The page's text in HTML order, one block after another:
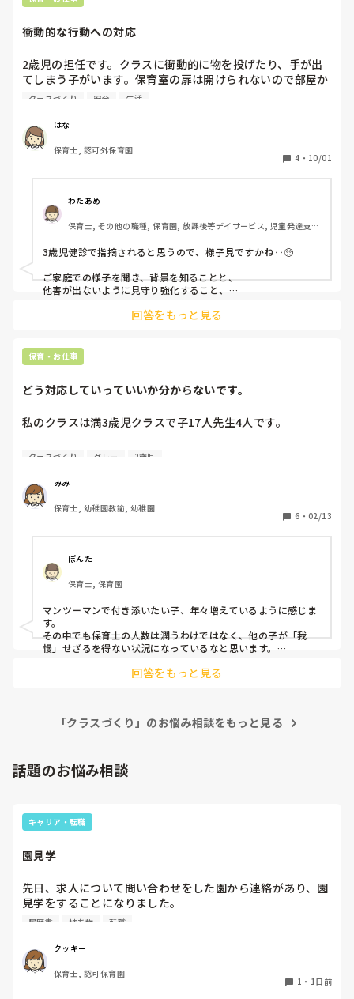
見本にして同じような保育や関わり方をしてしまっていた自
悪い見本に流されて保育はしないと決め、園長先生にもこの
件を伝え「今後は見本にしないよう気をつけてね」と言って
くださりました。
なっているようで、実際に私も数え切れないぐらい泣かされ
ました。
先日主任が「私とM先生なら保育がうまくいってクラスがま
ってきてしまいました。
長文失礼致しました。
衝動的な行動への対応
2歳児の担任です。クラスに衝動的に物を投げたり、手が出
てしまう子がいます。保育室の扉は開けられないので部屋か
ら出てしまうことはないですが、注意をされたり思うように
もあります。まだほとんど話せないので、気持ちを言葉に出
来ず、伝わらないのでそういう行動をとっている面はあると
思います。なので、思いつく原因を代弁して言語化を手伝っ
て以前より心を開いてくれた実感はあります。
しかし、最近は通り魔のように叩いたり、髪を引っ張ってし
まうことも増えました。止めようとすると暴れたり、頭を打
ちつけたりするのでその子自身が怪我をしないようにと考え
ると落ち着くまでギュッと抱き締めている状態です。（それ
でも暴れるので私は最近アザだらけです…）でも本人からす
れば拘束されていると感じていてもおかしくないと思うので
何か他の方法で止められればと思うのですが、何かいい方法
イスがあればお聞きしたいです…！
クラスづくり 安全 生活
はな
保育士, 認可外保育園
4 ・ 10/01
わたあめ
保育士, その他の職種, 保育園, 放課後等デイサービス, 児童発達支援
3歳児健診で指摘されると思うので、様子見ですかね‥🥺
ご家庭での様子を聞き、背景を知ることと、
他害が出ないように見守り強化すること、
クールダウンできる場所を作る
デイサービス勤務なので、参考にならなかったらすみません🥺
回答をもっと見る
保育・お仕事
どう対応していっていいか分からないです。
私のクラスは満3歳児クラスで子17人先生4人です。
そして、色んな傾向がある子がたくさんいます。
Aくん
･噛みつき(無差別的)
･集団を見るとそこに突進していく
･思い通りにならないとパニック。動きをとめられるとパニ
ックになる。
･じっとできない(静かに座れる時もある)
･噛みつきに対しては、歯固めを持ってきてもらい噛みつき
たくなったらこれを噛めるようにしている。
(少し落ち着ける時間が増えた)
る。(それでも動きが早く止められない時もある)
･こだわり強く、一つ一つにパニックを起こす。
だけでパニック。･給食嫌いなものあったらパニック。･友達
の呼び名、少し違う呼び名で呼んだらパニック。･やりたい
･永遠に喋っている
(･会話が一方的)
･じっとできない(時と場合によるが)
Cくん
･自傷行為がある。(思い通りにならなかった時にする。(･友
達とのトラブル･遊びたいけどお支度しないといけない･おか
時に遊ぼうとして動きをとめられてなど))
･友達を押す、叩く
･1度泣いたら15分〜30分ぐらい泣く。その間抱っこ
クラスづくり グレー 2歳児
みみ
保育士, 幼稚園教諭, 幼稚園
6 ・ 02/13
ぽんた
保育士, 保育園
マンツーマンで付き添いたい子、年々増えているように感じま
す。
その中でも保育士の人数は潤うわけではなく、他の子が「我
慢」せざるを得ない状況になっているなと思います。
正直、一緒に行動することは難しいですよね。
良いと思います。
刺激に敏感に反応してしまうため、たくさんの物が目に入るよ
抱っこは、最後の手段としたいですよね。
せるようにすると良いかなと思います。
ます。身近な物を利用して、サーキットを作って自由に遊ばせ
るのも良いかなと思います。
回答をもっと見る
「クラスづくり」のお悩み相談をもっと見る
話題のお悩み相談
キャリア・転職
園見学
先日、求人について問い合わせをした園から連絡があり、園
見学をすることになりました。
私としては求人に応募したという認識ですが、『園見学をご
問しましたが、見学なので特にありませんとのこと
このような場合は本当に見学だけで終了なのでしょうか？
履歴書 持ち物 転職
クッキー
保育士, 認可保育園
1 ・ 1日前